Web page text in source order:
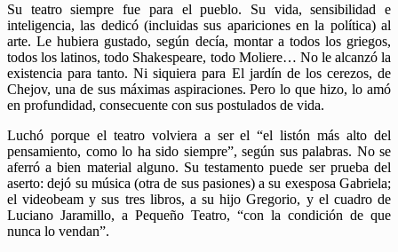
Su teatro siempre fue para el pueblo. Su vida, sensibilidad e
inteligencia, las dedicó (incluidas sus apariciones en la política) al
arte. Le hubiera gustado, según decía, montar a todos los griegos,
todos los latinos, todo Shakespeare, todo Moliere… No le alcanzó la
existencia para tanto. Ni siquiera para El jardín de los cerezos, de
Chejov, una de sus máximas aspiraciones. Pero lo que hizo, lo amó
en profundidad, consecuente con sus postulados de vida.
Luchó porque el teatro volviera a ser el “el listón más alto del
pensamiento, como lo ha sido siempre”, según sus palabras. No se
aferró a bien material alguno. Su testamento puede ser prueba del
aserto: dejó su música (otra de sus pasiones) a su exesposa Gabriela;
el videobeam y sus tres libros, a su hijo Gregorio, y el cuadro de
Luciano Jaramillo, a Pequeño Teatro, “con la condición de que
nunca lo vendan”.